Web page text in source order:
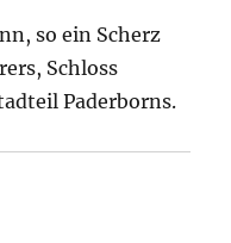
so ein Scherz
Schloss
Paderborns.